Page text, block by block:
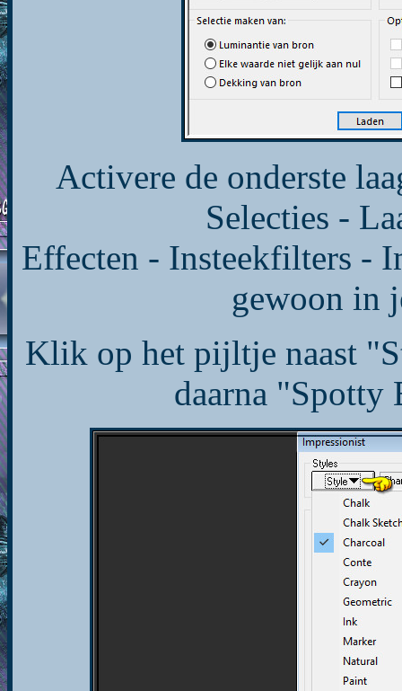
Activere de onderste
Selecties -
Effecten - Insteekfilters -
gewoon in
Klik op het pijltje naast
daarna "Spotty